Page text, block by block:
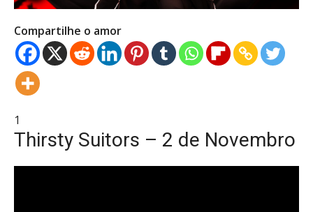
Compartilhe o amor
1
Thirsty Suitors – 2 de Novembro